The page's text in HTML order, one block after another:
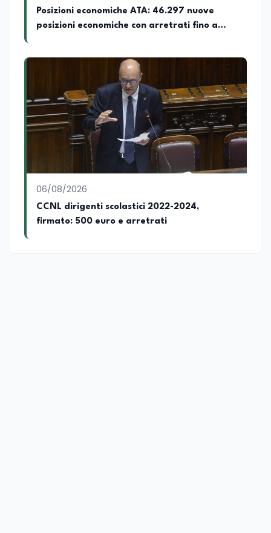
operatori del settore educativo. È inoltre
docente di Comunicazione presso la
mediazione linguistica, dove mette a
disposizione delle nuove generazioni di
professionisti della comunicazione il
proprio bagaglio di competenze
giornalistiche, analitiche e accademiche.
Posizioni economiche ATA: 46.297 nuove
posizioni economiche con arretrati fino a
06/08/2026
CCNL dirigenti scolastici 2022-2024,
firmato: 500 euro e arretrati